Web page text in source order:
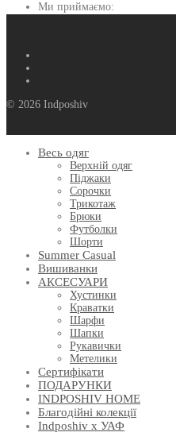
Ми приймаємо:
© 2026 Indposhiv
Весь одяг
Верхній одяг
Піджаки
Сорочки
Трикотаж
Брюки
Футболки
Шорти
Summer Casual
Вишиванки
АКСЕСУАРИ
Хустинки
Краватки
Шарфи
Шапки
Рукавички
Метелики
Сертифікати
ПОДАРУНКИ
INDPOSHIV HOME
Благодійні колекції
Indposhiv x УАФ